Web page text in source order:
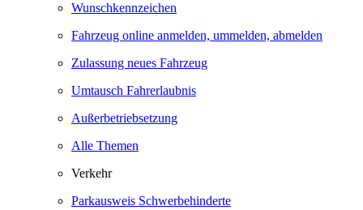
Wunschkennzeichen
Fahrzeug online anmelden, ummelden, abmelden
Zulassung neues Fahrzeug
Umtausch Fahrerlaubnis
Außerbetriebsetzung
Alle Themen
Verkehr
Parkausweis Schwerbehinderte